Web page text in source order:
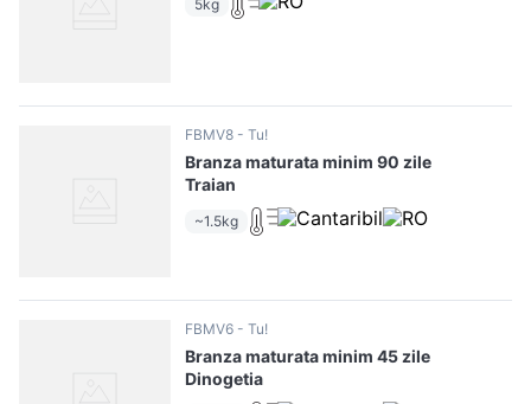
5kg
FBMV8 Tu!
Branza maturata minim 90 zile
Traian
~1.5kg
FBMV6 Tu!
Branza maturata minim 45 zile
Dinogetia